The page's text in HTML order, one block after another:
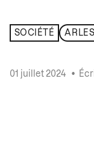
SOCIÉTÉ
01 juillet 2024 •